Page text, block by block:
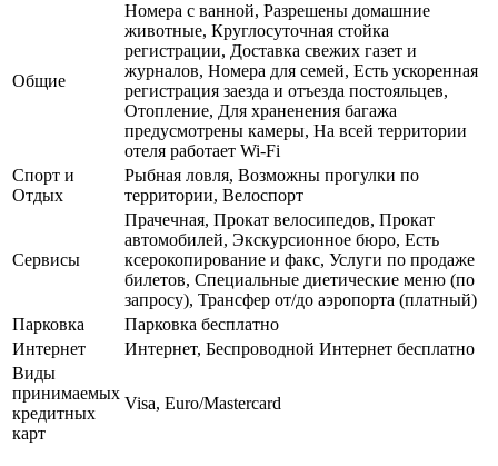
Общие
Номера с ванной, Разрешены домашние
животные, Круглосуточная стойка
регистрации, Доставка свежих газет и
журналов, Номера для семей, Есть ускоренная
регистрация заезда и отъезда постояльцев,
Отопление, Для храненения багажа
предусмотрены камеры, На всей территории
отеля работает Wi-Fi
Спорт и
Отдых
Рыбная ловля, Возможны прогулки по
территории, Велоспорт
Сервисы
Прачечная, Прокат велосипедов, Прокат
автомобилей, Экскурсионное бюро, Есть
ксерокопирование и факс, Услуги по продаже
билетов, Специальные диетические меню (по
запросу), Трансфер от/до аэропорта (платный)
Парковка
Парковка бесплатно
Интернет
Интернет, Беспроводной Интернет бесплатно
Виды
принимаемых
кредитных
карт
Visa, Euro/Mastercard